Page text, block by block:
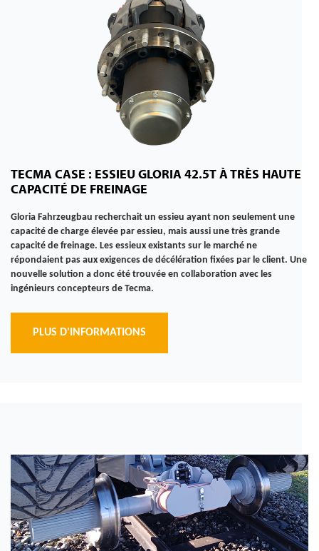
TECMA CASE : ESSIEU GLORIA 42.5T À TRÈS HAUTE
CAPACITÉ DE FREINAGE
Gloria Fahrzeugbau recherchait un essieu ayant non seulement une
capacité de charge élevée par essieu, mais aussi une très grande
capacité de freinage. Les essieux existants sur le marché ne
répondaient pas aux exigences de décélération fixées par le client. Une
nouvelle solution a donc été trouvée en collaboration avec les
ingénieurs concepteurs de Tecma.
PLUS D'INFORMATIONS